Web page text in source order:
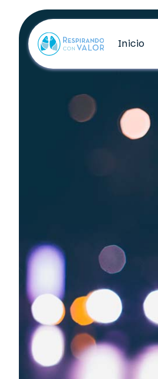
Inicio